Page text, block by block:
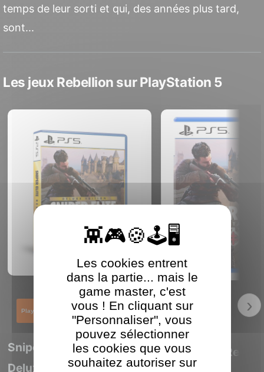
temps de leur sorti et qui, des années plus tard,
sont...
Les jeux Rebellion sur PlayStation 5
PlayStation 5
Sniper Elite Resistance
Deluxe
Sniper Elite
›
Les cookies entrent
dans la partie... mais le
game master, c'est
vous ! En cliquant sur
"Personnaliser", vous
pouvez sélectionner
les cookies que vous
souhaitez autoriser sur